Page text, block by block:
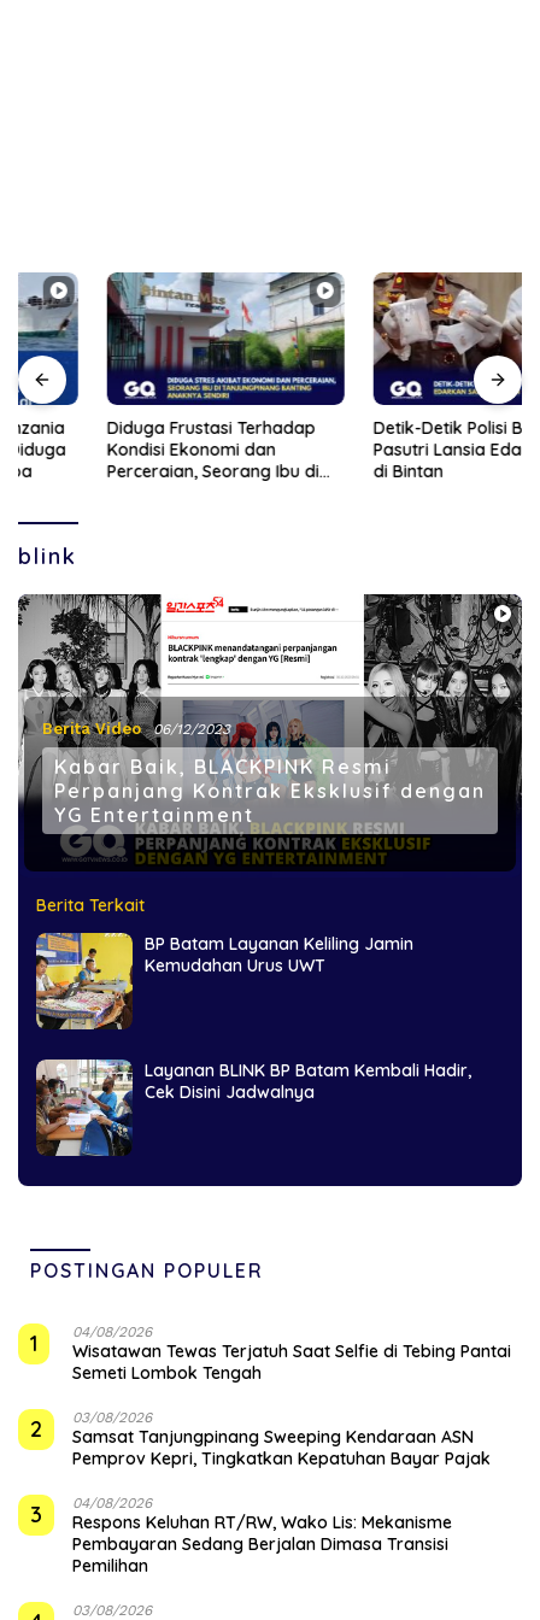
Diduga Frustasi Terhadap
Kondisi Ekonomi dan
Perceraian, Seorang Ibu di
Detik-Detik Polisi Bekuk
Pasutri Lansia Edarkan Sabu
di Bintan
blink
Berita Video 06/12/2023
Kabar Baik, BLACKPINK Resmi
Perpanjang Kontrak Eksklusif dengan
YG Entertainment
Berita Terkait
BP Batam Layanan Keliling Jamin
Kemudahan Urus UWT
Layanan BLINK BP Batam Kembali Hadir,
Cek Disini Jadwalnya
POSTINGAN POPULER
1 04/08/2026
Wisatawan Tewas Terjatuh Saat Selfie di Tebing Pantai
Semeti Lombok Tengah
2 03/08/2026
Samsat Tanjungpinang Sweeping Kendaraan ASN
Pemprov Kepri, Tingkatkan Kepatuhan Bayar Pajak
3 04/08/2026
‎Respons Keluhan RT/RW, Wako Lis: Mekanisme
Pembayaran Sedang Berjalan Dimasa Transisi
Pemilihan
03/08/2026